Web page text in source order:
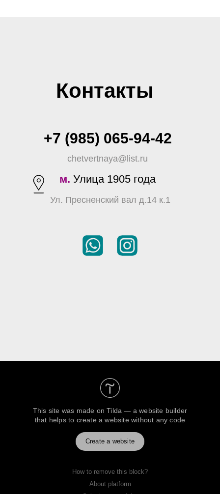
Ул. Пресненский вал д.14 к.1
+7 (985) 065-94-42
chetvertnaya@list.ru
м. Улица 1905 года
Контакты
This site was made onTilda — a website builder
that helps to create a website without any code
Create a website
How to remove this block?
About platform